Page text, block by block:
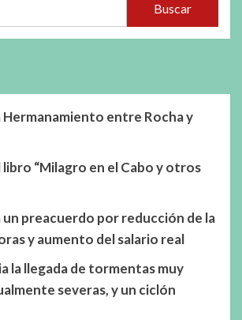
Buscar
entre Rocha y
“Milagro en el Cabo y otros
un preacuerdo por reducción de la
y aumento del salario real
la llegada de tormentas muy
severas, y un ciclón